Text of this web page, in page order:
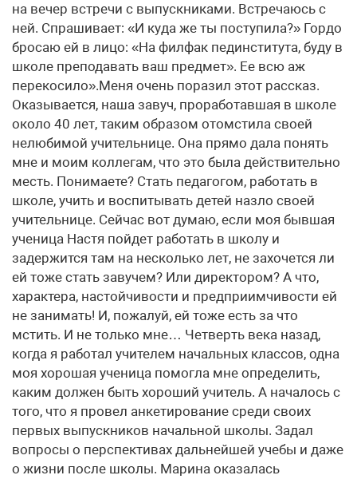
на вечер встречи с выпускниками. Встречаюсь с
ней. Спрашивает: «И куда же ты поступила?» Гордо
бросаю ей в лицо: «На филфак пединститута, буду в
школе преподавать ваш предмет». Ее всю аж
перекосило».Меня очень поразил этот рассказ.
Оказывается, наша завуч, проработавшая в школе
около 40 лет, таким образом отомстила своей
нелюбимой учительнице. Она прямо дала понять
мне и моим коллегам, что это была действительно
месть. Понимаете? Стать педагогом, работать в
школе, учить и воспитывать детей назло своей
учительнице. Сейчас вот думаю, если моя бывшая
ученица Настя пойдет работать в школу и
задержится там на несколько лет, не захочется ли
ей тоже стать завучем? Или директором? А что,
характера, настойчивости и предприимчивости ей
не занимать! И, пожалуй, ей тоже есть за что
мстить. И не только мне… Четверть века назад,
когда я работал учителем начальных классов, одна
моя хорошая ученица помогла мне определить,
каким должен быть хороший учитель. А началось с
того, что я провел анкетирование среди своих
первых выпускников начальной школы. Задал
вопросы о перспективах дальнейшей учебы и даже
о жизни после школы. Марина оказалась